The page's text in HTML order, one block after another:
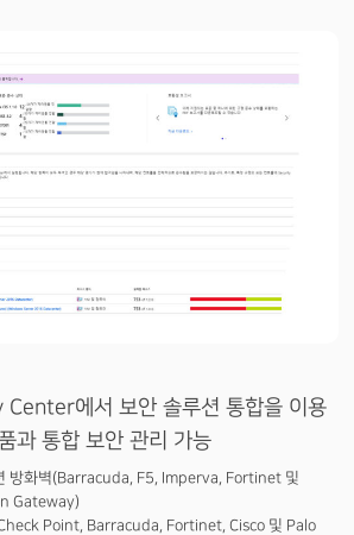
에서 보안 솔루션 통합을 이용
과 통합 보안 관리 가능
방화벽(Barracuda, F5, Imperva, Fortinet 및
Gateway)
Point, Barracuda, Fortinet, Cisco 및 Palo